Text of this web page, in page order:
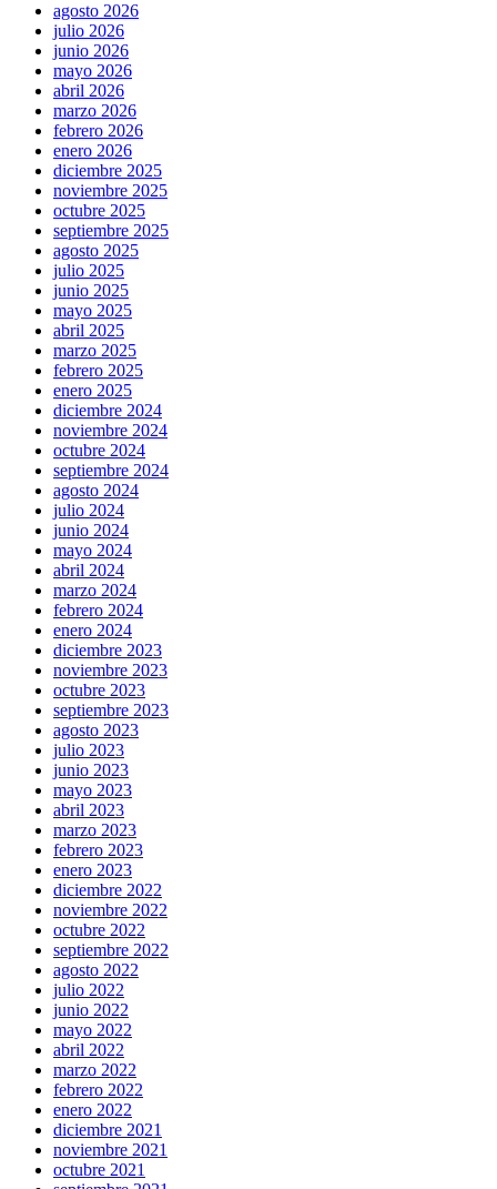
agosto 2026
julio 2026
junio 2026
mayo 2026
abril 2026
marzo 2026
febrero 2026
enero 2026
diciembre 2025
noviembre 2025
octubre 2025
septiembre 2025
agosto 2025
julio 2025
junio 2025
mayo 2025
abril 2025
marzo 2025
febrero 2025
enero 2025
diciembre 2024
noviembre 2024
octubre 2024
septiembre 2024
agosto 2024
julio 2024
junio 2024
mayo 2024
abril 2024
marzo 2024
febrero 2024
enero 2024
diciembre 2023
noviembre 2023
octubre 2023
septiembre 2023
agosto 2023
julio 2023
junio 2023
mayo 2023
abril 2023
marzo 2023
febrero 2023
enero 2023
diciembre 2022
noviembre 2022
octubre 2022
septiembre 2022
agosto 2022
julio 2022
junio 2022
mayo 2022
abril 2022
marzo 2022
febrero 2022
enero 2022
diciembre 2021
noviembre 2021
octubre 2021